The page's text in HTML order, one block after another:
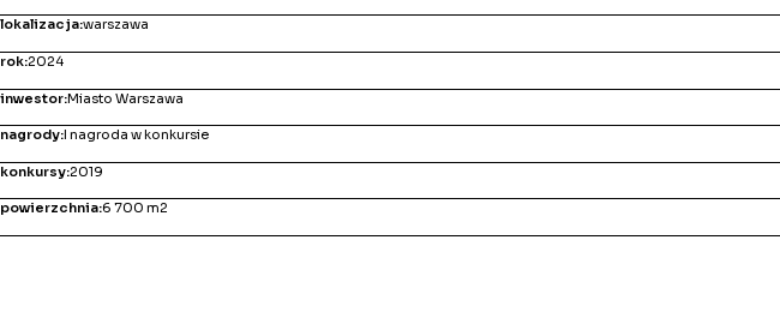
lokalizacja:warszawa
rok:2024
inwestor:Miasto Warszawa
nagrody:I nagroda w konkursie
konkursy:2019
powierzchnia:6 700 m2